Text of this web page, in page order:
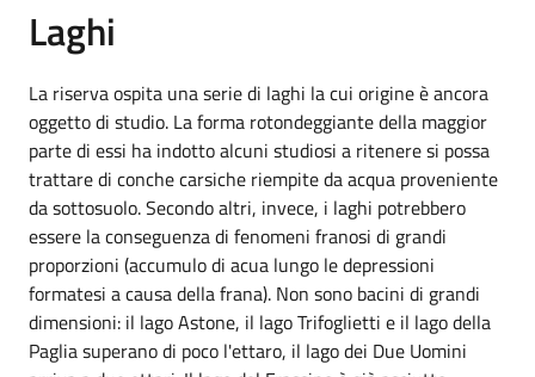
Laghi
La riserva ospita una serie di laghi la cui origine è ancora
oggetto di studio. La forma rotondeggiante della maggior
parte di essi ha indotto alcuni studiosi a ritenere si possa
trattare di conche carsiche riempite da acqua proveniente
da sottosuolo. Secondo altri, invece, i laghi potrebbero
essere la conseguenza di fenomeni franosi di grandi
proporzioni (accumulo di acua lungo le depressioni
formatesi a causa della frana). Non sono bacini di grandi
dimensioni: il lago Astone, il lago Trifoglietti e il lago della
Paglia superano di poco l'ettaro, il lago dei Due Uomini